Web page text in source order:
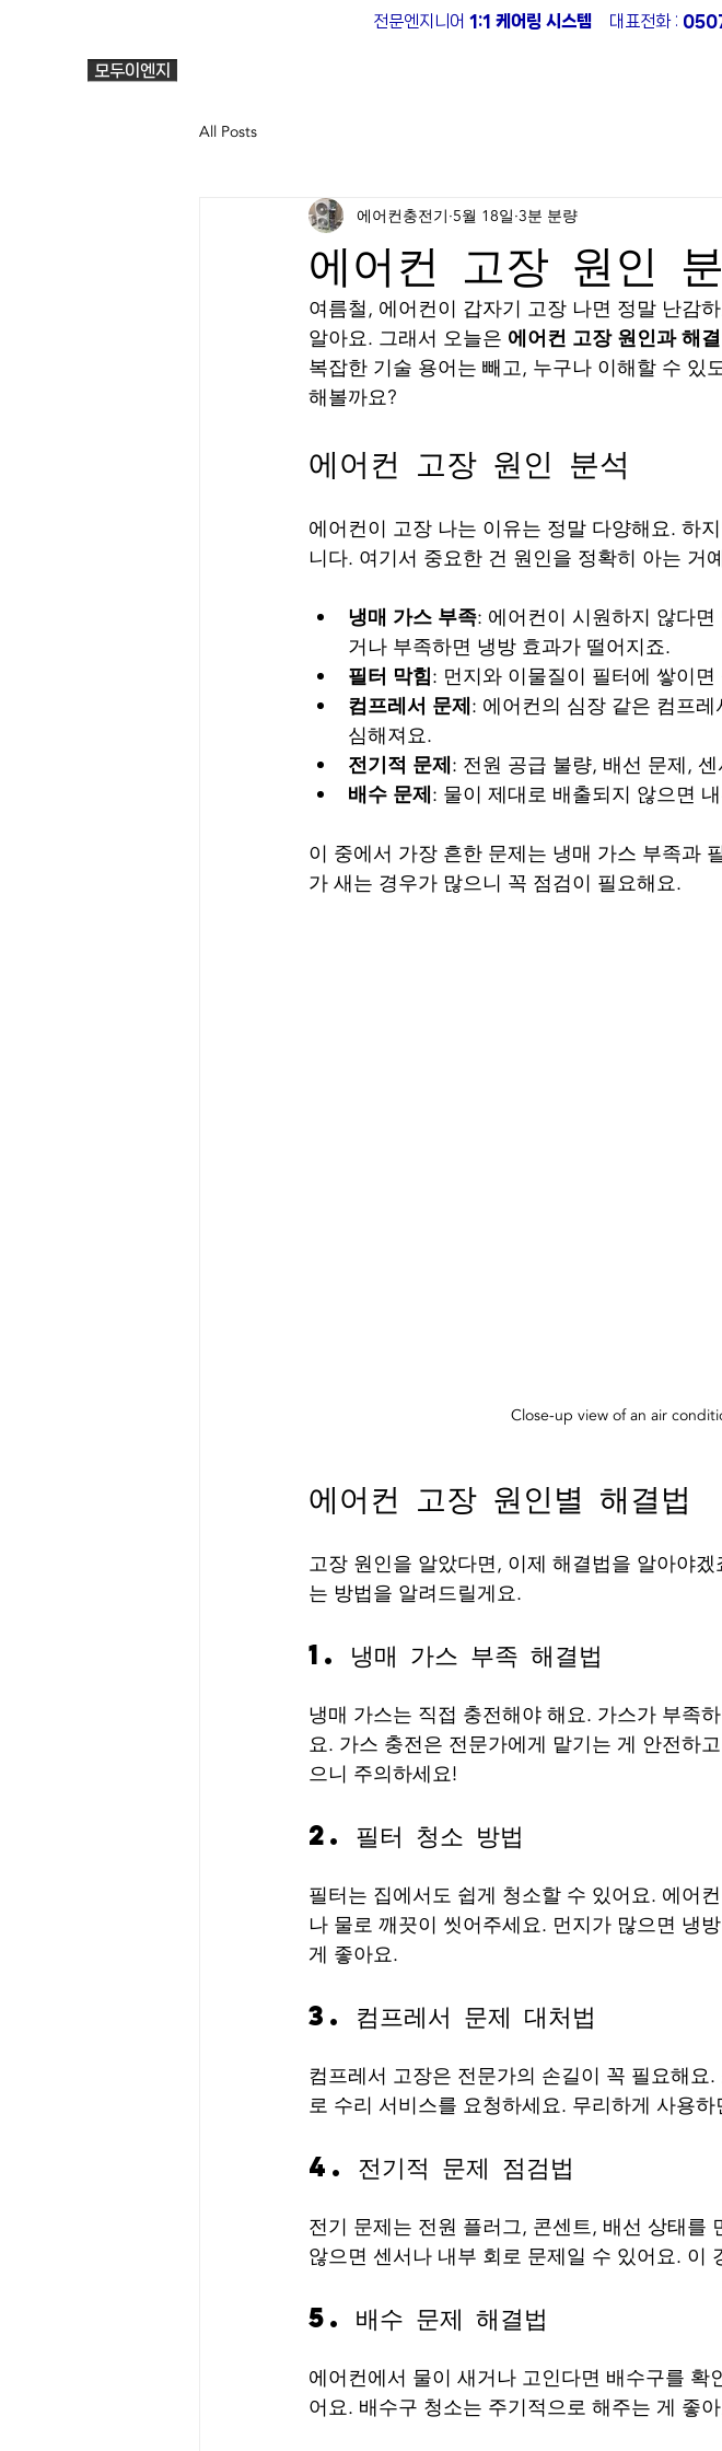
모두이엔지
전문엔지니어 1:1 케어링 시스템 대표전화 :
All Posts
에어컨 고장 원인
에어컨충전기 5월 18일 3분 분량
여름철, 에어컨이 갑자기 고장 나면 정말 난감
알아요. 그래서 오늘은 에어컨 고장 원인과 해
복잡한 기술 용어는 빼고, 누구나 이해할 수 있
해볼까요?
에어컨 고장 원인 분석
에어컨이 고장 나는 이유는 정말 다양해요. 하
니다. 여기서 중요한 건 원인을 정확히 아는 거
냉매 가스 부족: 에어컨이 시원하지 않다
거나 부족하면 냉방 효과가 떨어지죠.
필터 막힘: 먼지와 이물질이 필터에 쌓이
컴프레서 문제: 에어컨의 심장 같은 컴프
심해져요.
전기적 문제: 전원 공급 불량, 배선 문제,
배수 문제: 물이 제대로 배출되지 않으면
이 중에서 가장 흔한 문제는 냉매 가스 부족과
가 새는 경우가 많으니 꼭 점검이 필요해요.
Close-up view of an air
에어컨 고장 원인별 해결법
고장 원인을 알았다면, 이제 해결법을 알아야
는 방법을 알려드릴게요.
1. 냉매 가스 부족 해결법
냉매 가스는 직접 충전해야 해요. 가스가 부족
요. 가스 충전은 전문가에게 맡기는 게 안전하
으니 주의하세요!
2. 필터 청소 방법
필터는 집에서도 쉽게 청소할 수 있어요. 에어
나 물로 깨끗이 씻어주세요. 먼지가 많으면 냉
게 좋아요.
3. 컴프레서 문제 대처법
컴프레서 고장은 전문가의 손길이 꼭 필요해
로 수리 서비스를 요청하세요. 무리하게 사용
4. 전기적 문제 점검법
전기 문제는 전원 플러그, 콘센트, 배선 상태를
않으면 센서나 내부 회로 문제일 수 있어요. 이
5. 배수 문제 해결법
에어컨에서 물이 새거나 고인다면 배수구를
어요. 배수구 청소는 주기적으로 해주는 게 좋